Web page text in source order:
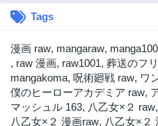
第8話
第6話
2年前
第4話
2年前
Tags
漫画 raw, mangaraw,
, raw 漫画, raw1001, 葬送のフ
mangakoma, 呪術廻戦 raw, ワ
僕のヒーローアカデミア raw,
マッシュル 163, 八乙女×２ raw,
八乙女×２ 漫画raw, 八乙女×２